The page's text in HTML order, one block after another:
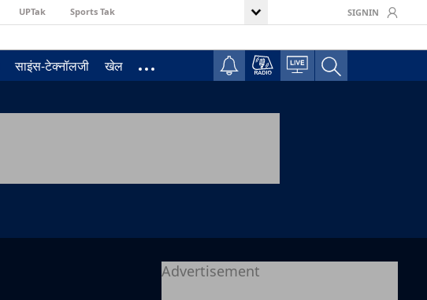
UPTak Sports Tak SIGNIN
साइंस-टेक्नॉलजी खेल
Advertisement